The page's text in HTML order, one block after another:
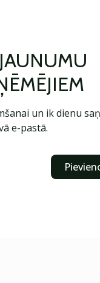
un ik dienu
e-pastā.